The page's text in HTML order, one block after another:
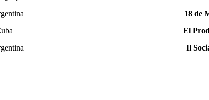
18 de
El
Il